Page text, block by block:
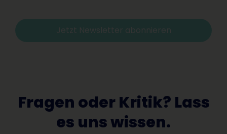
Jetzt Newsletter abonnieren
Fragen oder Kritik? Lass
es uns wissen.